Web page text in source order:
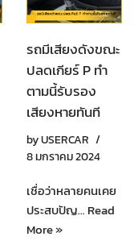
รถมีเสียงดังขณะ
ปลดเกียร์ P ทำ
ตามนี้รับรอง
เสียงหายทันที
byUSERCAR
8 มกราคม 2024
เชื่อว่าหลายคนเคย
ประสบปัญ… Read
More »